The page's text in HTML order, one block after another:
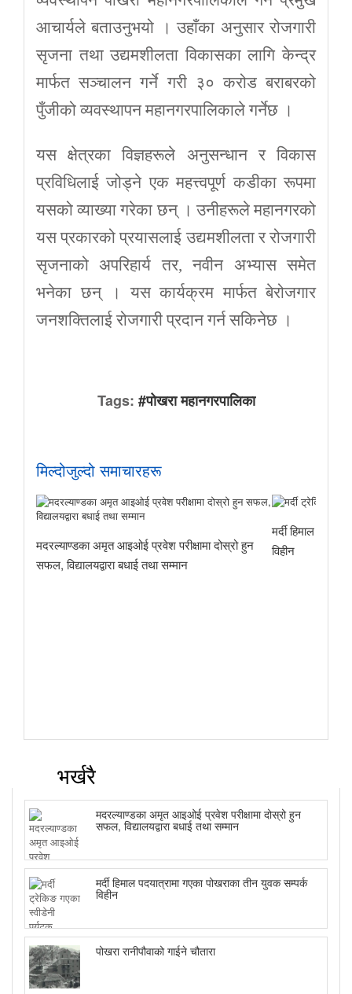
आचार्यले बताउनुभयो । उहाँका अनुसार रोजगारी
सृजना तथा उद्यमशीलता विकासका लागि केन्द्र
मार्फत सञ्चालन गर्ने गरी ३० करोड बराबरको
पुँजीको व्यवस्थापन महानगरपालिकाले गर्नेछ ।
यस क्षेत्रका विज्ञहरूले अनुसन्धान र विकास
प्रविधिलाई जोड्ने एक महत्त्वपूर्ण कडीका रूपमा
यसको व्याख्या गरेका छन् । उनीहरूले महानगरको
यस प्रकारको प्रयासलाई उद्यमशीलता र रोजगारी
सृजनाको अपरिहार्य तर, नवीन अभ्यास समेत
भनेका छन् । यस कार्यक्रम मार्फत बेरोजगार
जनशक्तिलाई रोजगारी प्रदान गर्न सकिनेछ ।
Tags: #पोखरा महानगरपालिका
मिल्दोजुल्दो समाचारहरू
मदरल्याण्डका अमृत आइओई प्रवेश परीक्षामा दोस्रो हुन
सफल, विद्यालयद्वारा बधाई तथा सम्मान
मर्दी हिमाल
विहीन
भर्खरै
मदरल्याण्डका अमृत आइओई प्रवेश परीक्षामा दोस्रो हुन
सफल, विद्यालयद्वारा बधाई तथा सम्मान
मर्दी हिमाल पदयात्रामा गएका पोखराका तीन युवक सम्पर्क
विहीन
पोखरा रानीपौवाको गाईने चौतारा